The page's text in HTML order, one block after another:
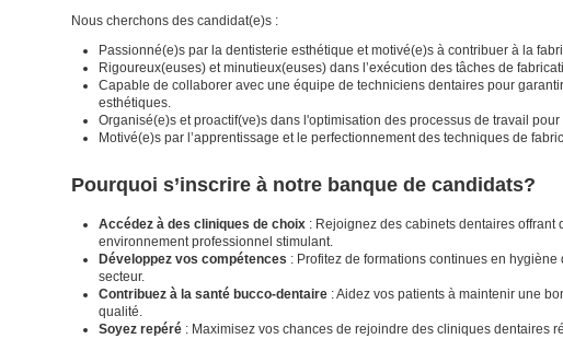
Nous cherchons des candidat(e)s :
Passionné(e)s par la dentisterie esthétique et motivé(e)s à contribuer à la
Rigoureux(euses) et minutieux(euses) dans l’exécution des tâches de
Capable de collaborer avec une équipe de techniciens dentaires pour
esthétiques.
Organisé(e)s et proactif(ve)s dans l'optimisation des processus de travail
Motivé(e)s par l’apprentissage et le perfectionnement des techniques de
Pourquoi s’inscrire à notre banque de candidats?
Accédez à des cliniques de choix : Rejoignez des cabinets dentaires
environnement professionnel stimulant.
Développez vos compétences : Profitez de formations continues en
secteur.
Contribuez à la santé bucco-dentaire : Aidez vos patients à maintenir une
qualité.
Soyez repéré : Maximisez vos chances de rejoindre des cliniques dentaires